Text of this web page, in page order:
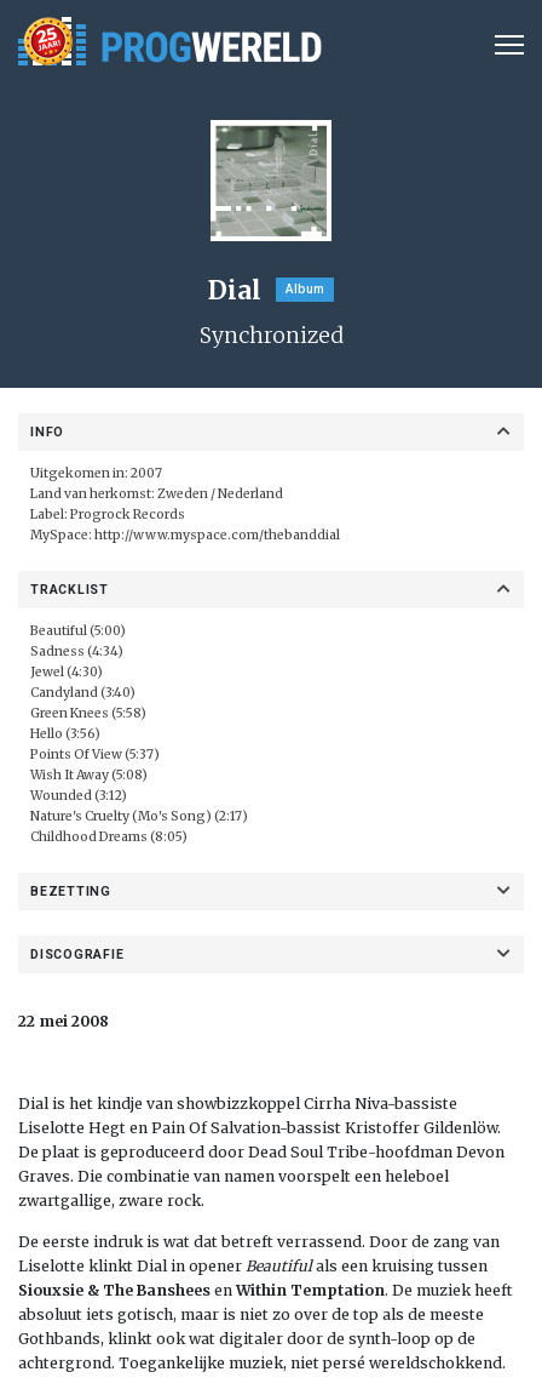
Dial Album
Synchronized
INFO
Uitgekomen in: 2007
Land van herkomst: Zweden / Nederland
Label: Progrock Records
MySpace: http://www.myspace.com/thebanddial
TRACKLIST
Beautiful (5:00)
Sadness (4:34)
Jewel (4:30)
Candyland (3:40)
Green Knees (5:58)
Hello (3:56)
Points Of View (5:37)
Wish It Away (5:08)
Wounded (3:12)
Nature's Cruelty (Mo's Song) (2:17)
Childhood Dreams (8:05)
BEZETTING
DISCOGRAFIE
22 mei 2008
Dial is het kindje van showbizzkoppel Cirrha Niva-bassiste
Liselotte Hegt en Pain Of Salvation-bassist Kristoffer Gildenlöw.
De plaat is geproduceerd door Dead Soul Tribe-hoofdman Devon
Graves. Die combinatie van namen voorspelt een heleboel
zwartgallige, zware rock.
De eerste indruk is wat dat betreft verrassend. Door de zang van
Liselotte klinkt Dial in opener Beautifulals een kruising tussen
Siouxsie & The Banshees enWithin Temptation. De muziek heeft
absoluut iets gotisch, maar is niet zo over de top als de meeste
Gothbands, klinkt ook wat digitaler door de synth-loop op de
achtergrond. Toegankelijke muziek, niet persé wereldschokkend.